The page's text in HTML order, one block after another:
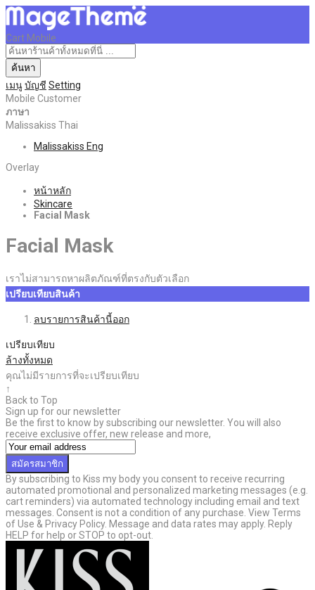
Cart Mobile
ค้นหา
เมนูบัญชี Setting
Mobile Customer
ภาษา
Malissakiss Thai
Malissakiss Eng
Overlay
หน้าหลัก
Skincare
Facial Mask
Facial Mask
เราไม่สามารถหาผลิตภัณฑ์ที่ตรงกับตัวเลือก
เปรียบเทียบสินค้า
ลบรายการสินค้านี้ออก
เปรียบเทียบ
ล้างทั้งหมด
คุณไม่มีรายการที่จะเปรียบเทียบ
↑
Back to Top
Sign up for our newsletter
Be the first to know by subscribing our newsletter. You will also
receive exclusive offer, new release and more,
สมัครสมาชิก
By subscribing to Kiss my body you consent to receive recurring
automated promotional and personalized marketing messages (e.g.
cart reminders) via automated technology including email and text
messages. Consent is not a condition of any purchase. View Terms
of Use & Privacy Policy. Message and data rates may apply. Reply
HELP for help or STOP to opt-out.